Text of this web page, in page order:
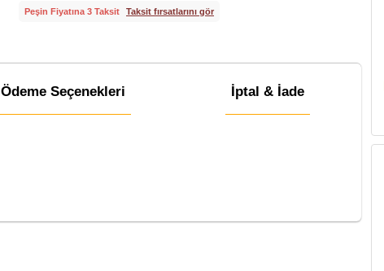
Peşin Fiyatına 3 Taksit Taksit fırsatlarını gör
Ödeme Seçenekleri İptal & İade